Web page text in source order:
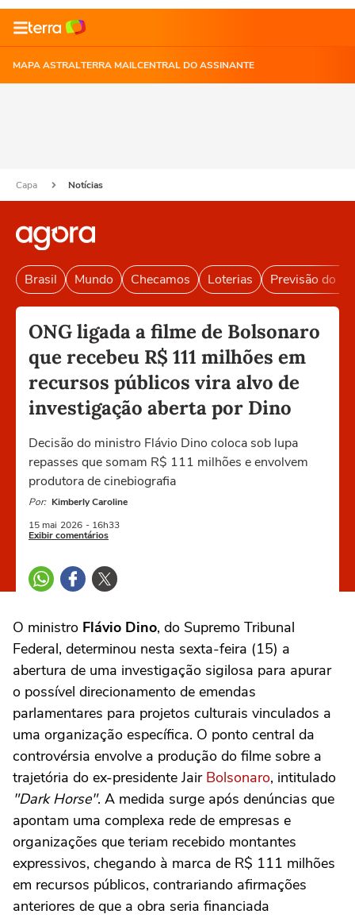
MAPA ASTRALTERRA MAILCENTRAL DO ASSINANTE
Capa Notícias
Brasil Mundo Checamos Loterias Previsão do
ONG ligada a filme de Bolsonaro
que recebeu R$ 111 milhões em
recursos públicos vira alvo de
investigação aberta por Dino
Decisão do ministro Flávio Dino coloca sob lupa
repasses que somam R$ 111 milhões e envolvem
produtora de cinebiografia
Por: Kimberly Caroline
15 mai 2026 - 16h33
Exibir comentários
O ministro Flávio Dino, do Supremo Tribunal
Federal, determinou nesta sexta-feira (15) a
abertura de uma investigação sigilosa para apurar
o possível direcionamento de emendas
parlamentares para projetos culturais vinculados a
uma organização específica. O ponto central da
controvérsia envolve a produção do filme sobre a
trajetória do ex-presidente Jair Bolsonaro, intitulado
"Dark Horse". A medida surge após denúncias que
apontam uma complexa rede de empresas e
organizações que teriam recebido montantes
expressivos, chegando à marca de R$ 111 milhões
em recursos públicos, contrariando afirmações
anteriores de que a obra seria financiada